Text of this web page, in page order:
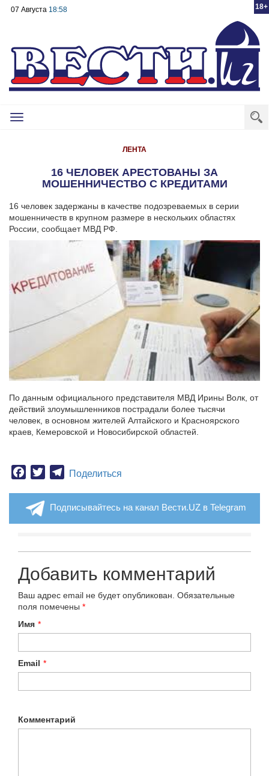
18+
07 Августа 18:58
Toggle
ЛЕНТА
16 ЧЕЛОВЕК АРЕСТОВАНЫ ЗА
МОШЕННИЧЕСТВО С КРЕДИТАМИ
16 человек задержаны в качестве подозреваемых в серии
мошенничеств в крупном размере в нескольких областях
России, сообщает МВД РФ.
По данным официального представителя МВД Ирины Волк, от
действий злоумышленников пострадали более тысячи
человек, в основном жителей Алтайского и Красноярского
краев, Кемеровской и Новосибирской областей.
Facebook
TwitterTelegram
Поделиться
Подписывайтесь на канал Вести.UZ в Telegram
Добавить комментарий
Ваш адрес email не будет опубликован. Обязательные
поля помечены *
Имя *
Email *
Комментарий